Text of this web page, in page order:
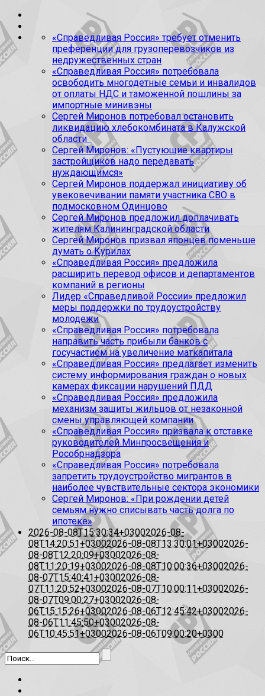
«Справедливая Россия» требует отменить
преференции для грузоперевозчиков из
недружественных стран
«Справедливая Россия» потребовала
освободить многодетные семьи и инвалидов
от оплаты НДС и таможенной пошлины за
импортные минивэны
Сергей Миронов потребовал остановить
ликвидацию хлебокомбината в Калужской
области
Сергей Миронов: «Пустующие квартиры
застройщиков надо передавать
нуждающимся»
Сергей Миронов поддержал инициативу об
увековечивании памяти участника СВО в
подмосковном Одинцово
Сергей Миронов предложил доплачивать
жителям Калининградской области
Сергей Миронов призвал японцев поменьше
думать о Курилах
«Справедливая Россия» предложила
расширить перевод офисов и департаментов
компаний в регионы
Лидер «Справедливой России» предложил
меры поддержки по трудоустройству
молодежи
«Справедливая Россия» потребовала
направить часть прибыли банков с
госучастием на увеличение маткапитала
«Справедливая Россия» предлагает изменить
систему информирования граждан о новых
камерах фиксации нарушений ПДД
«Справедливая Россия» предложила
механизм защиты жильцов от незаконной
смены управляющей компании
«Справедливая Россия» призвала к отставке
руководителей Минпросвещения и
Рособрнадзора
«Справедливая Россия» потребовала
запретить трудоустройство мигрантов в
наиболее чувствительные сектора экономики
Сергей Миронов: «При рождении детей
семьям нужно списывать часть долга по
ипотеке»
2026-08-08T15:30:34+03002026-08-
08T14:20:51+03002026-08-08T13:30:01+03002026-
08-08T12:20:09+03002026-08-
08T11:20:19+03002026-08-08T10:00:36+03002026-
08-07T15:40:41+03002026-08-
07T11:20:52+03002026-08-07T10:00:11+03002026-
08-07T09:00:27+03002026-08-
06T15:15:26+03002026-08-06T12:45:42+03002026-
08-06T11:45:50+03002026-08-
06T10:45:51+03002026-08-06T09:00:20+0300